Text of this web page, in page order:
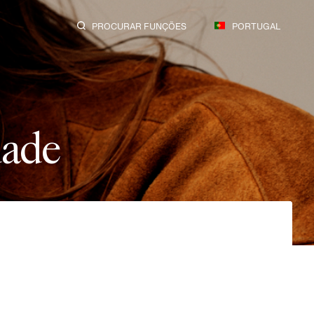
PROCURAR FUNÇÕES PORTUGAL
ade